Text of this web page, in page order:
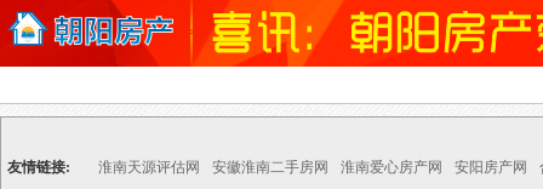
友情链接: 淮南天源评估网 安徽淮南二手房网 淮南爱心房产网 安阳房产网